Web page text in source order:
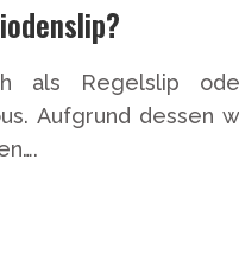
als Regelslip
Aufgrund